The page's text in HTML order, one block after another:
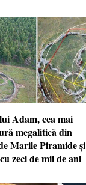
Adam, cea mai
megalitică din
Marile Piramide şi
zeci de mii de ani